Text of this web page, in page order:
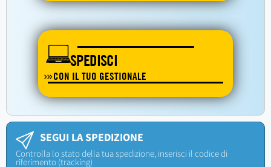
SPEDISCI
CON IL TUO GESTIONALE
SEGUI LA SPEDIZIONE
Controlla lo stato della tua spedizione, inserisci il codice di
riferimento (tracking)